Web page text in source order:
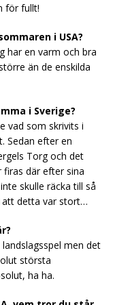
för fullt!
i USA?
har en varm och bra
än de enskilda
i Sverige?
vad som skrivits i
Sedan efter en
Torg och det
där efter sina
skulle räcka till så
detta var stort…
men det
största
ha ha.